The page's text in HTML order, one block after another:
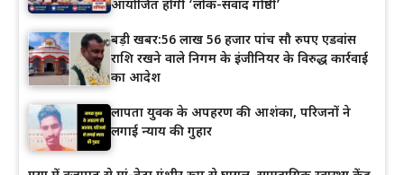
आयोजित होगी ‘लोक-संवाद गोष्ठी’
बड़ी खबर:56 लाख 56 हजार पांच सौ रुपए एडवांस
राशि रखने वाले निगम के इंजीनियर के विरुद्ध कार्रवाई
का आदेश
लापता युवक के अपहरण की आशंका, परिजनों ने
लगाई न्याय की गुहार